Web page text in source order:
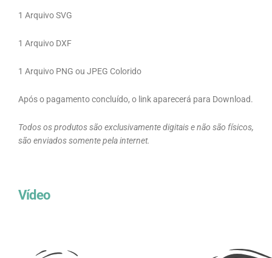
1 Arquivo SVG
1 Arquivo DXF
1 Arquivo PNG ou JPEG Colorido
Após o pagamento concluído, o link aparecerá para Download.
Todos os produtos são exclusivamente digitais e não são físicos,
são enviados somente pela internet.
Vídeo